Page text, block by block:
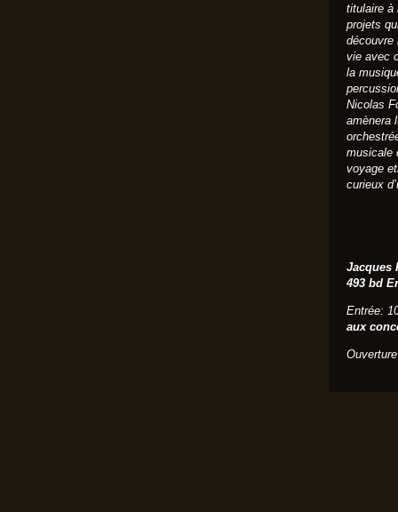
titulaire à
projets
découvre
vie avec
la
Nicolas
amènera
musicale
voyage
curieux
Jacques
493 bd
Entrée:
aux